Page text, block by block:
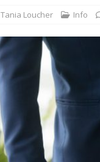
Tania Loucher Info